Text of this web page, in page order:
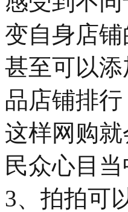
变自身店
甚至可以
品店铺排
这样网购
民众心目
3、拍拍可